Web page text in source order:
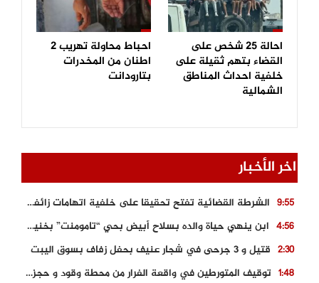
احالة 25 شخص على
القضاء بتهم ثقيلة على
خلفية احداث المناطق
الشمالية
احباط محاولة تهريب 2
اطنان من المخدرات
بتارودانت
اخر الأخبار
9:55
الشرطة القضائية تفتح تحقيقا على خلفية اتهامات زائفة أدلت بها مرشحة للهجرة السرية
4:56
ابن ينهي حياة والده بسلاح أبيض بحي “تامومنت” بخنيفرة
2:30 قتيل و 3 جرحى في شجار عنيف بحفل زفاف بسوق اليبت
1:48
توقيف المتورطين في واقعة الفرار من محطة وقود و حجز السيارة